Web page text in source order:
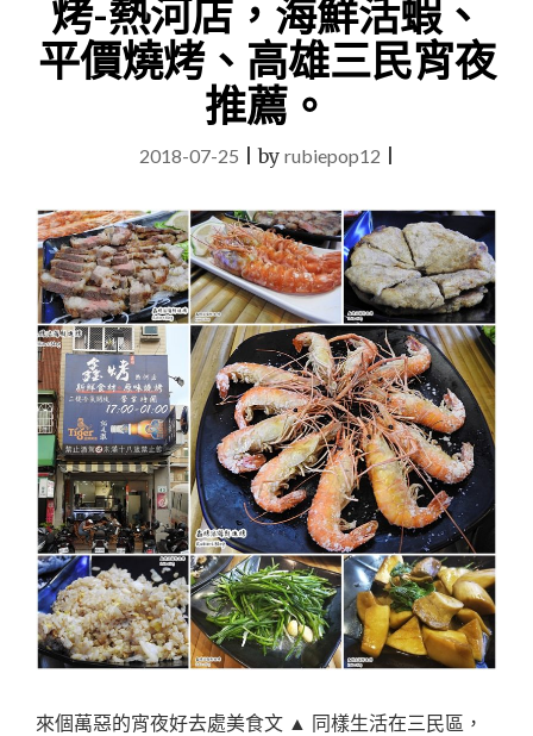
誇
系
華
XLION
式
餐
酒
館
X
網
紅
IG
打
卡
熱
點"
烤-熱河店，海鮮活蝦、
平價燒烤、高雄三民宵夜
推薦。
2018-07-25 |by rubiepop12
來個萬惡的宵夜好去處美食文 ▲ 同樣生活在三民區，